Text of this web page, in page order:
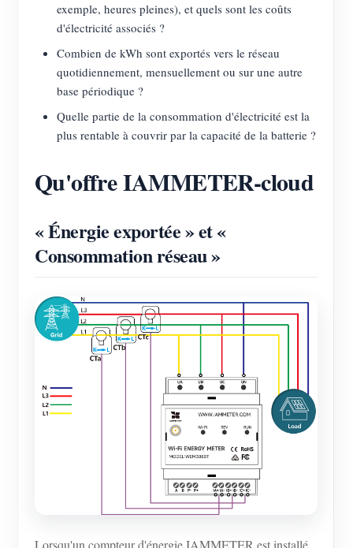
exemple, heures pleines), et quels sont les coûts
d'électricité associés ?
Combien de kWh sont exportés vers le réseau
quotidiennement, mensuellement ou sur une autre
base périodique ?
Quelle partie de la consommation d'électricité est la
plus rentable à couvrir par la capacité de la batterie ?
Qu'offre IAMMETER-cloud
« Énergie exportée » et «
Consommation réseau »
Lorsqu'un compteur d'énergie IAMMETER est installé